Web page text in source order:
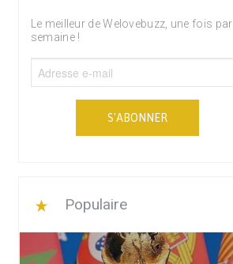
Le meilleur de Welovebuzz, une fois par
semaine !
S'ABONNER
Populaire